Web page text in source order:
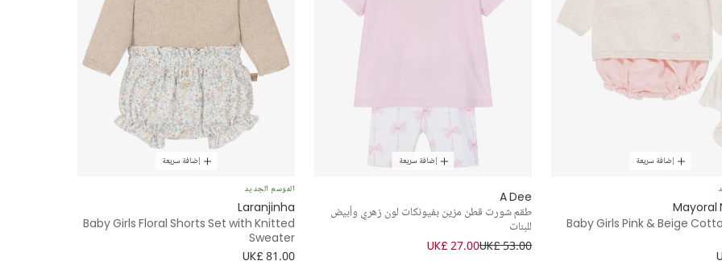
إضافة سريعة
Mayoral
Baby Girls Pink & Beige
إضافة سريعة
A Dee
طقم شورت قطن مزين بفيونكات لون زهري وأبيض
للبنات
UK£ 53.00
UK£ 27.00
إضافة سريعة
الموسم الجديد
Laranjinha
Baby Girls Floral Shorts Set with Knitted
Sweater
UK£ 81.00